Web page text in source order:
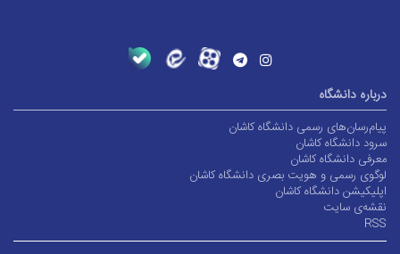
درباره دانشگاه
پیام‌رسان‌های رسمی دانشگاه کاشان
سرود دانشگاه کاشان
معرفی دانشگاه کاشان
لوگوی رسمی و هویت بصری دانشگاه کاشان
اپلیکیشن دانشگاه کاشان
نقشه‌ی سایت
RSS